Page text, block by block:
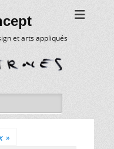
et arts appliqués
»